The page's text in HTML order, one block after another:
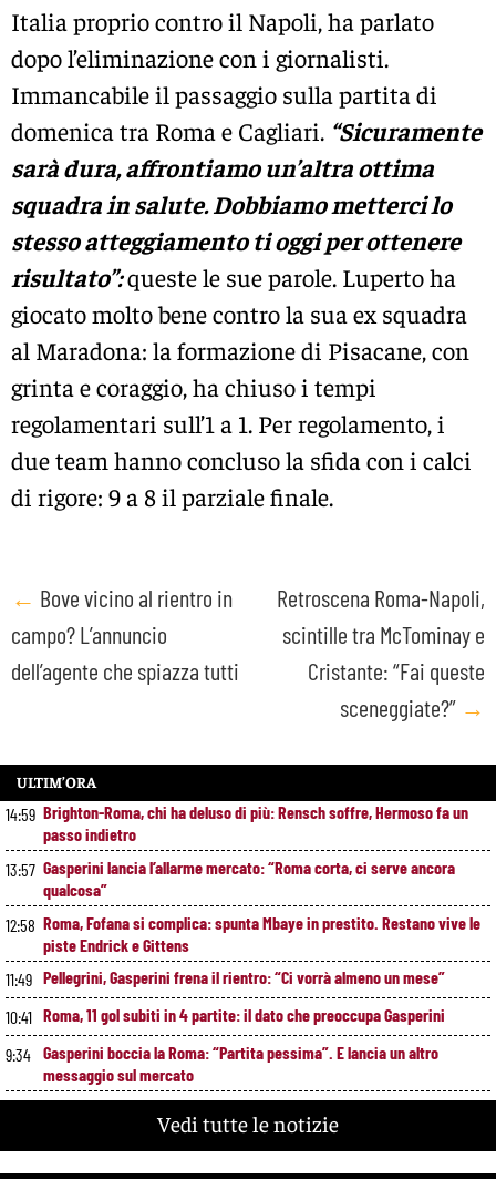
Italia proprio contro il Napoli, ha parlato
dopo l’eliminazione con i giornalisti.
Immancabile il passaggio sulla partita di
domenica tra Roma e Cagliari. “Sicuramente
sarà dura, affrontiamo un’altra ottima
squadra in salute. Dobbiamo metterci lo
stesso atteggiamento ti oggi per ottenere
risultato”:queste le sue parole. Luperto ha
giocato molto bene contro la sua ex squadra
al Maradona: la formazione di Pisacane, con
grinta e coraggio, ha chiuso i tempi
regolamentari sull’1 a 1. Per regolamento, i
due team hanno concluso la sfida con i calci
di rigore: 9 a 8 il parziale finale.
Post
navigation
← Bove vicino al rientro in
campo? L’annuncio
dell’agente che spiazza tutti
Retroscena Roma-Napoli,
scintille tra McTominay e
Cristante: “Fai queste
sceneggiate?” →
ULTIM’ORA
14:59 Brighton-Roma, chi ha deluso di più: Rensch soffre, Hermoso fa un
passo indietro
13:57 Gasperini lancia l’allarme mercato: “Roma corta, ci serve ancora
qualcosa”
12:58 Roma, Fofana si complica: spunta Mbaye in prestito. Restano vive le
piste Endrick e Gittens
11:49 Pellegrini, Gasperini frena il rientro: “Ci vorrà almeno un mese”
10:41 Roma, 11 gol subiti in 4 partite: il dato che preoccupa Gasperini
9:34 Gasperini boccia la Roma: “Partita pessima”. E lancia un altro
messaggio sul mercato
Vedi tutte le notizie